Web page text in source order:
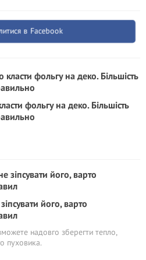
в Facebook
фольгу на деко. Більшість
його, варто
надовго зберегти тепло,
пуховика.